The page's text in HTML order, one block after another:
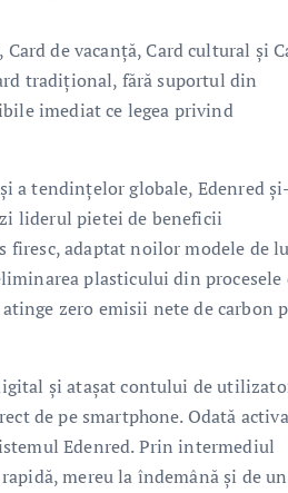
de vacanță, Card cultural și
tradițional, fără suportul din
imediat ce legea privind
a tendințelor globale, Edenred
liderul pietei de beneficii
firesc, adaptat noilor modele de
plasticului din procesele
zero emisii nete de carbon
și atașat contului de
de pe smartphone. Odată
Edenred. Prin intermediul
mereu la îndemână și de un